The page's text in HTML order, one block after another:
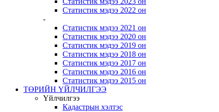
Статистик мэдээ 2022 он
-
Статистик мэдээ 2021 он
Статистик мэдээ 2020 он
Статистик мэдээ 2019 он
Статистик мэдээ 2018 он
Статистик мэдээ 2017 он
Статистик мэдээ 2016 он
Статистик мэдээ 2015 он
ТӨРИЙН ҮЙЛЧИЛГЭЭ
Үйлчилгээ
Кадастрын хэлтэс